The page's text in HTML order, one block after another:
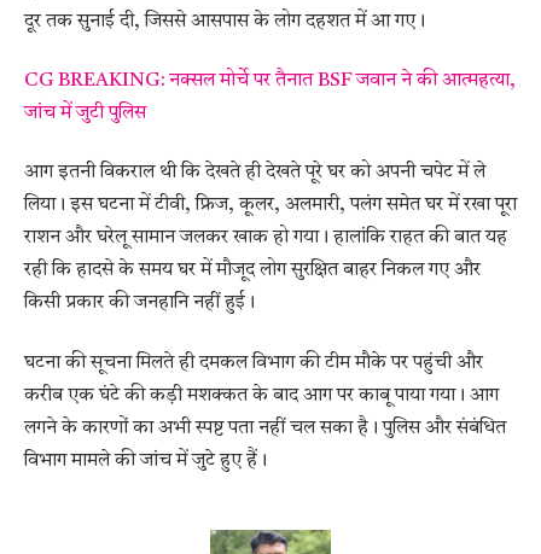
दूर तक सुनाई दी, जिससे आसपास के लोग दहशत में आ गए।
CG BREAKING: नक्सल मोर्चे पर तैनात BSF जवान ने की आत्महत्या,
जांच में जुटी पुलिस
आग इतनी विकराल थी कि देखते ही देखते पूरे घर को अपनी चपेट में ले
लिया। इस घटना में टीवी, फ्रिज, कूलर, अलमारी, पलंग समेत घर में रखा पूरा
राशन और घरेलू सामान जलकर खाक हो गया। हालांकि राहत की बात यह
रही कि हादसे के समय घर में मौजूद लोग सुरक्षित बाहर निकल गए और
किसी प्रकार की जनहानि नहीं हुई।
घटना की सूचना मिलते ही दमकल विभाग की टीम मौके पर पहुंची और
करीब एक घंटे की कड़ी मशक्कत के बाद आग पर काबू पाया गया। आग
लगने के कारणों का अभी स्पष्ट पता नहीं चल सका है। पुलिस और संबंधित
विभाग मामले की जांच में जुटे हुए हैं।